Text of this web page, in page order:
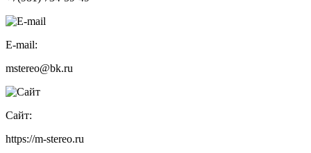
E-mail:
mstereo@bk.ru
Сайт:
https://m-stereo.ru